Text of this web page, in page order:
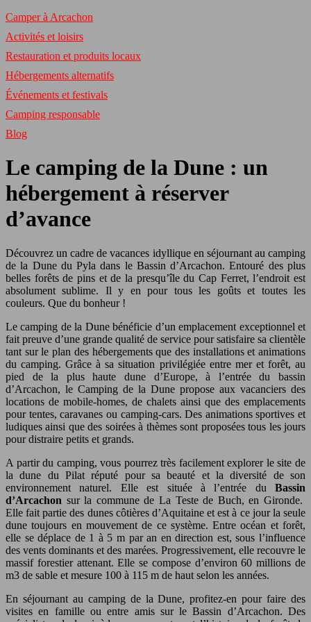
Camper à Arcachon
Activités et loisirs
Restauration et produits locaux
Hébergements alternatifs
Événements et festivals
Camping responsable
Blog
Le camping de la Dune : un
hébergement à réserver
d’avance
Découvrez un cadre de vacances idyllique en séjournant au camping
de la Dune du Pyla dans le Bassin d’Arcachon. Entouré des plus
belles forêts de pins et de la presqu’île du Cap Ferret, l’endroit est
absolument sublime. Il y en pour tous les goûts et toutes les
couleurs. Que du bonheur !
Le camping de la Dune bénéficie d’un emplacement exceptionnel et
fait preuve d’une grande qualité de service pour satisfaire sa clientèle
tant sur le plan des hébergements que des installations et animations
du camping. Grâce à sa situation privilégiée entre mer et forêt, au
pied de la plus haute dune d’Europe, à l’entrée du bassin
d’Arcachon, le Camping de la Dune propose aux vacanciers des
locations de mobile-homes, de chalets ainsi que des emplacements
pour tentes, caravanes ou camping-cars. Des animations sportives et
ludiques ainsi que des soirées à thèmes sont proposées tous les jours
pour distraire petits et grands.
A partir du camping, vous pourrez très facilement explorer le site de
la dune du Pilat réputé pour sa beauté et la diversité de son
environnement naturel. Elle est située à l’entrée du Bassin
d’Arcachon sur la commune de La Teste de Buch, en Gironde.
Elle fait partie des dunes côtières d’Aquitaine et est à ce jour la seule
dune toujours en mouvement de ce système. Entre océan et forêt,
elle se déplace de 1 à 5 m par an en direction est, sous l’influence
des vents dominants et des marées. Progressivement, elle recouvre le
massif forestier attenant. Elle se compose d’environ 60 millions de
m3 de sable et mesure 100 à 115 m de haut selon les années.
En séjournant au camping de la Dune, profitez-en pour faire des
visites en famille ou entre amis sur le Bassin d’Arcachon. Des